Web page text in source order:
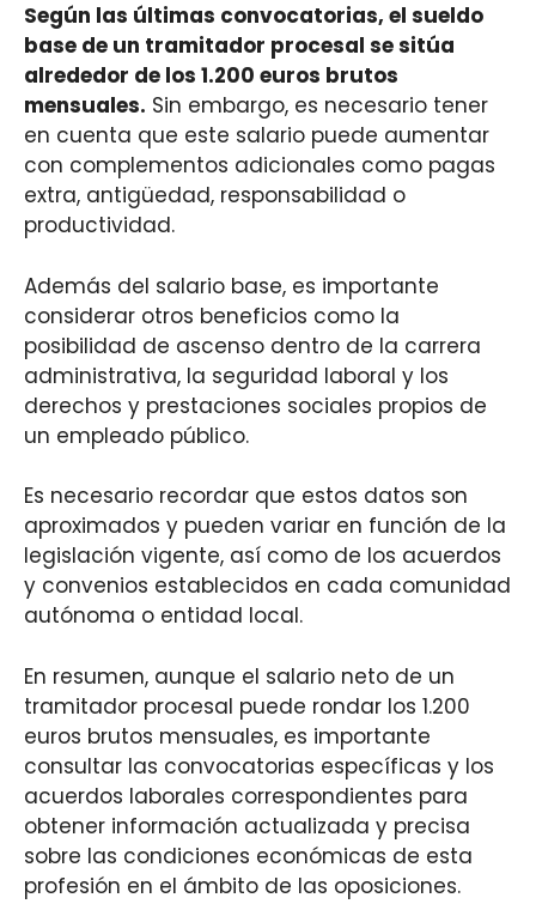
Según las últimas convocatorias, el sueldo
base de un tramitador procesal se sitúa
alrededor de los 1.200 euros brutos
mensuales. Sin embargo, es necesario tener
en cuenta que este salario puede aumentar
con complementos adicionales como pagas
extra, antigüedad, responsabilidad o
productividad.
Además del salario base, es importante
considerar otros beneficios como la
posibilidad de ascenso dentro de la carrera
administrativa, la seguridad laboral y los
derechos y prestaciones sociales propios de
un empleado público.
Es necesario recordar que estos datos son
aproximados y pueden variar en función de la
legislación vigente, así como de los acuerdos
y convenios establecidos en cada comunidad
autónoma o entidad local.
En resumen, aunque el salario neto de un
tramitador procesal puede rondar los 1.200
euros brutos mensuales, es importante
consultar las convocatorias específicas y los
acuerdos laborales correspondientes para
obtener información actualizada y precisa
sobre las condiciones económicas de esta
profesión en el ámbito de las oposiciones.